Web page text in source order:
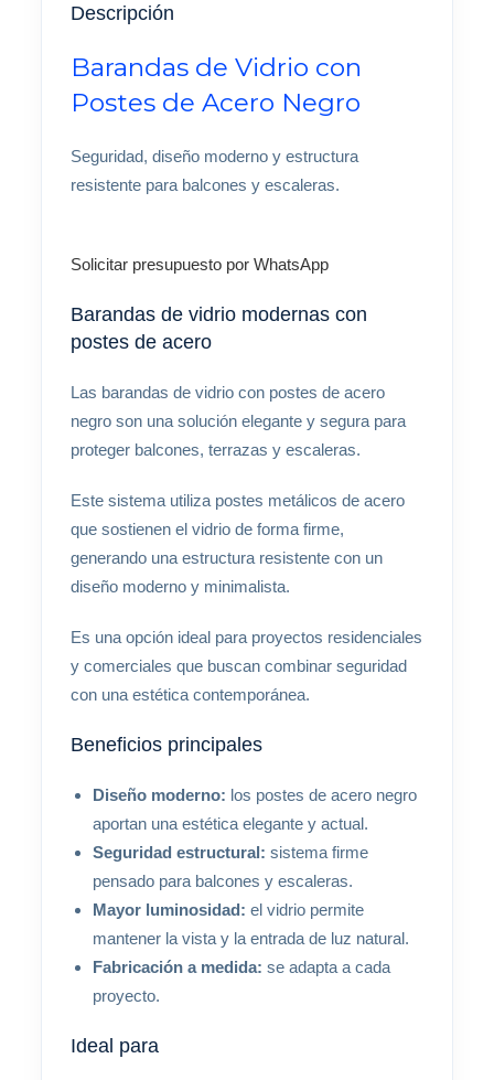
Descripción
Barandas de Vidrio con
Postes de Acero Negro
Seguridad, diseño moderno y estructura
resistente para balcones y escaleras.
Solicitar presupuesto por WhatsApp
Barandas de vidrio modernas con
postes de acero
Las barandas de vidrio con postes de acero
negro son una solución elegante y segura para
proteger balcones, terrazas y escaleras.
Este sistema utiliza postes metálicos de acero
que sostienen el vidrio de forma firme,
generando una estructura resistente con un
diseño moderno y minimalista.
Es una opción ideal para proyectos residenciales
y comerciales que buscan combinar seguridad
con una estética contemporánea.
Beneficios principales
Diseño moderno: los postes de acero negro
aportan una estética elegante y actual.
Seguridad estructural: sistema firme
pensado para balcones y escaleras.
Mayor luminosidad: el vidrio permite
mantener la vista y la entrada de luz natural.
Fabricación a medida: se adapta a cada
proyecto.
Ideal para